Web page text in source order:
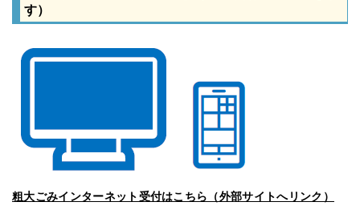
す）
粗大ごみインターネット受付はこちら（外部サイトへリンク）